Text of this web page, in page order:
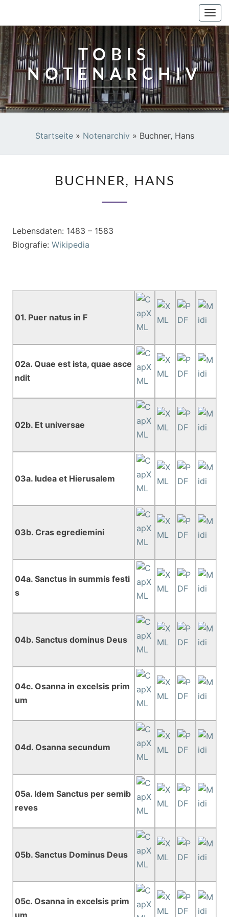
TOBIS
NOTENARCHIV
Startseite» Notenarchiv » Buchner, Hans
HANS
BUCHNER, HANS
Lebensdaten: 1483 – 1583
Biografie: Wikipedia
01. Puer natus in F
02a. Quae est ista, quae asce
ndit
02b. Et universae
03a. Iudea et Hierusalem
03b. Cras egrediemini
04a. Sanctus in summis festi
s
04b. Sanctus dominus Deus
04c. Osanna in excelsis prim
um
04d. Osanna secundum
05a. Idem Sanctus per semib
reves
05b. Sanctus Dominus Deus
05c. Osanna in excelsis prim
um